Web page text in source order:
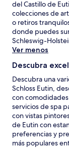
del Castillo de
colecciones de
o retiros
donde puedes
Schleswig-
Ver menos
Descubra
Descubra una
Schloss Eutin,
con
servicios de spa
con vistas
de Eutin con
preferencias y
más populares